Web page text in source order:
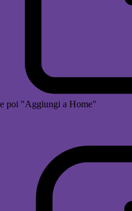
e poi "Aggiungi a Home"